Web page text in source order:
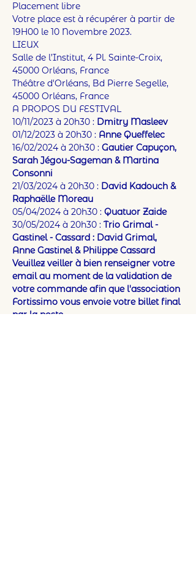
Placement libre
Votre place est à récupérer à partir de
19H00 le 10 Novembre 2023.
LIEUX
Salle de l’Institut, 4 Pl. Sainte-Croix,
45000 Orléans, France
Théâtre d'Orléans, Bd Pierre Segelle,
45000 Orléans, France
A PROPOS DU FESTIVAL
10/11/2023 à 20h30 : Dmitry Masleev
01/12/2023 à 20h30 : Anne Queffelec
16/02/2024 à 20h30 : Gautier Capuçon,
Sarah Jégou-Sageman & Martina
Consonni
21/03/2024 à 20h30 : David Kadouch &
Raphaëlle Moreau
05/04/2024 à 20h30 : Quatuor Zaide
30/05/2024 à 20h30 : Trio Grimal -
Gastinel - Cassard : David Grimal,
Anne Gastinel & Philippe Cassard
Veuillez veiller à bien renseigner votre
email au moment de la validation de
votre commande afin que l'association
Fortissimo vous envoie votre billet final
par la poste.